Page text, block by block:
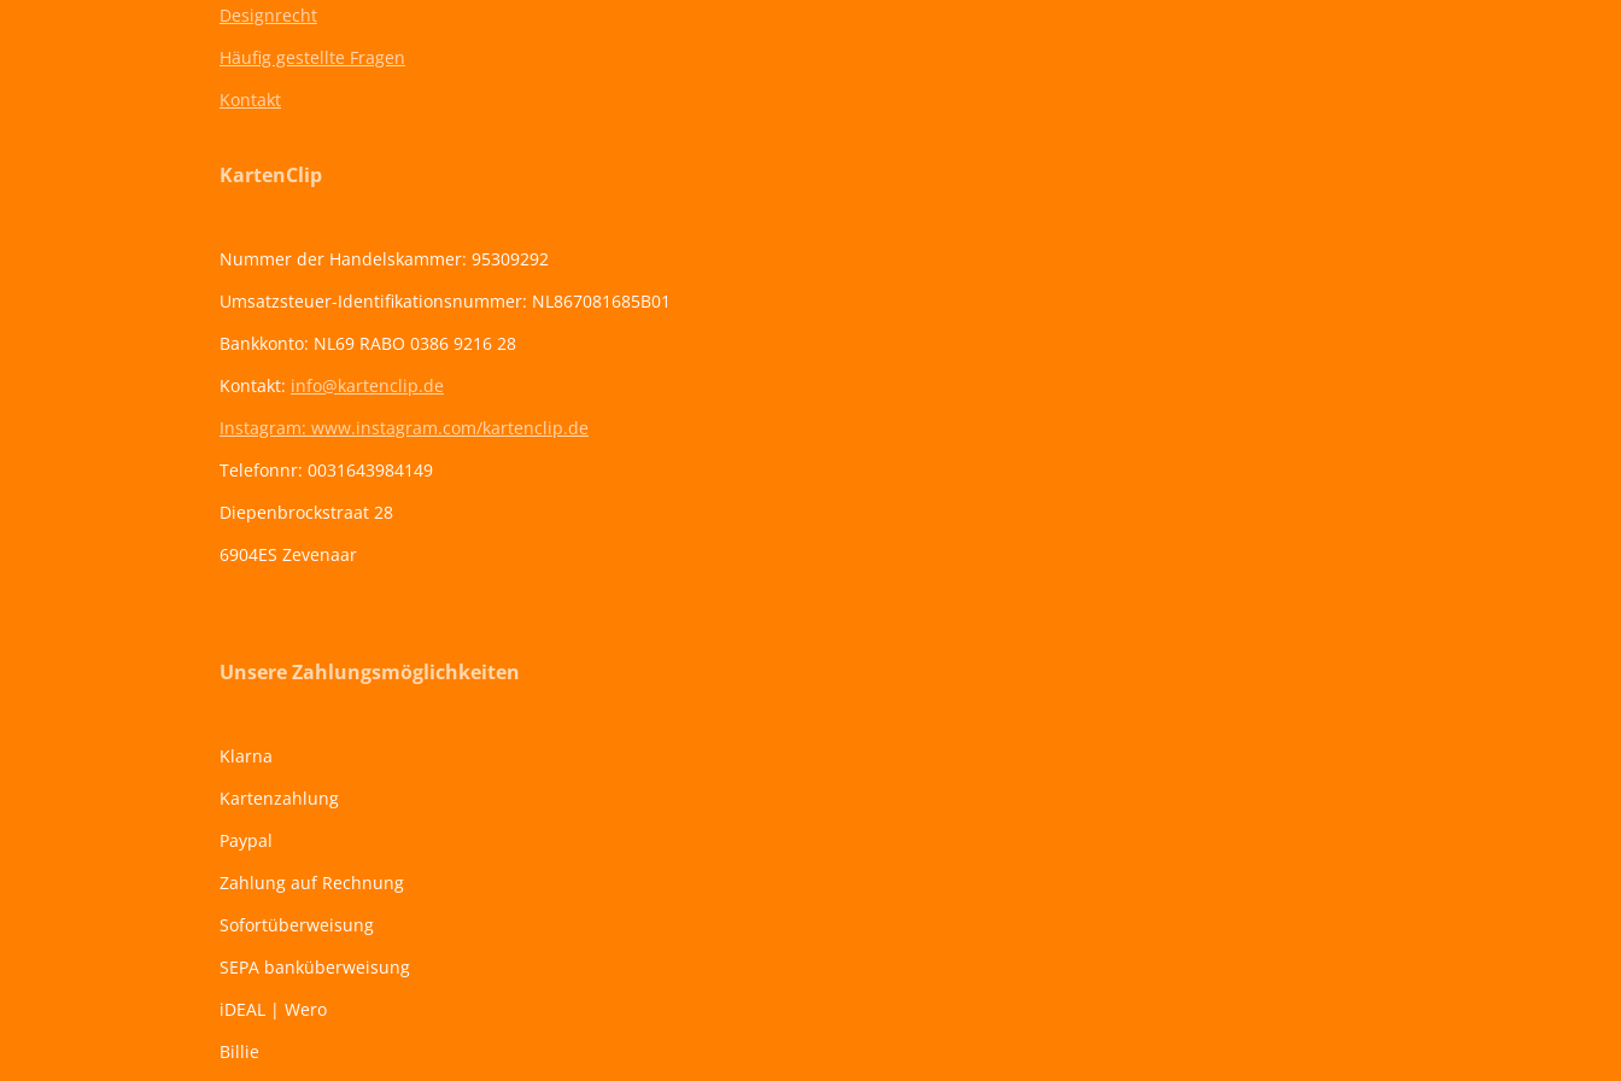
Designrecht
Häufig gestellte Fragen
Kontakt
KartenClip
Nummer der Handelskammer: 95309292
Umsatzsteuer-Identifikationsnummer: NL867081685B01
Bankkonto: NL69 RABO 0386 9216 28
Kontakt: info@kartenclip.de
Instagram: www.instagram.com/kartenclip.de
Telefonnr: 0031643984149
Diepenbrockstraat 28
6904ES Zevenaar
Unsere Zahlungsmöglichkeiten
Klarna
Kartenzahlung
Paypal
Zahlung auf Rechnung
Sofortüberweisung
SEPA banküberweisung
iDEAL | Wero
Billie